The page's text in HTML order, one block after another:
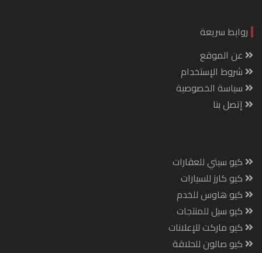
روابط سريعة
عن الموقع
شروط الإستخدام
سياسة الخصوصية
إتصل بنا
كيو سيتي للعقارات
كيو كارز للسيارات
كيو هاوس للخدم
كيو سيل للمنتجات
كيو ماركت للإعلانات
كيو صالون للحلاقة